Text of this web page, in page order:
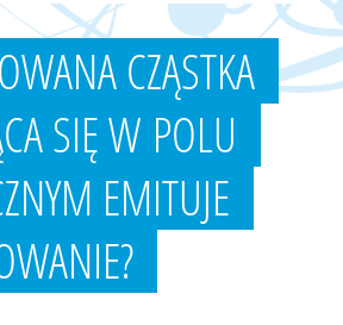
CZĄSTKA
SIĘ W POLU
EMITUJE